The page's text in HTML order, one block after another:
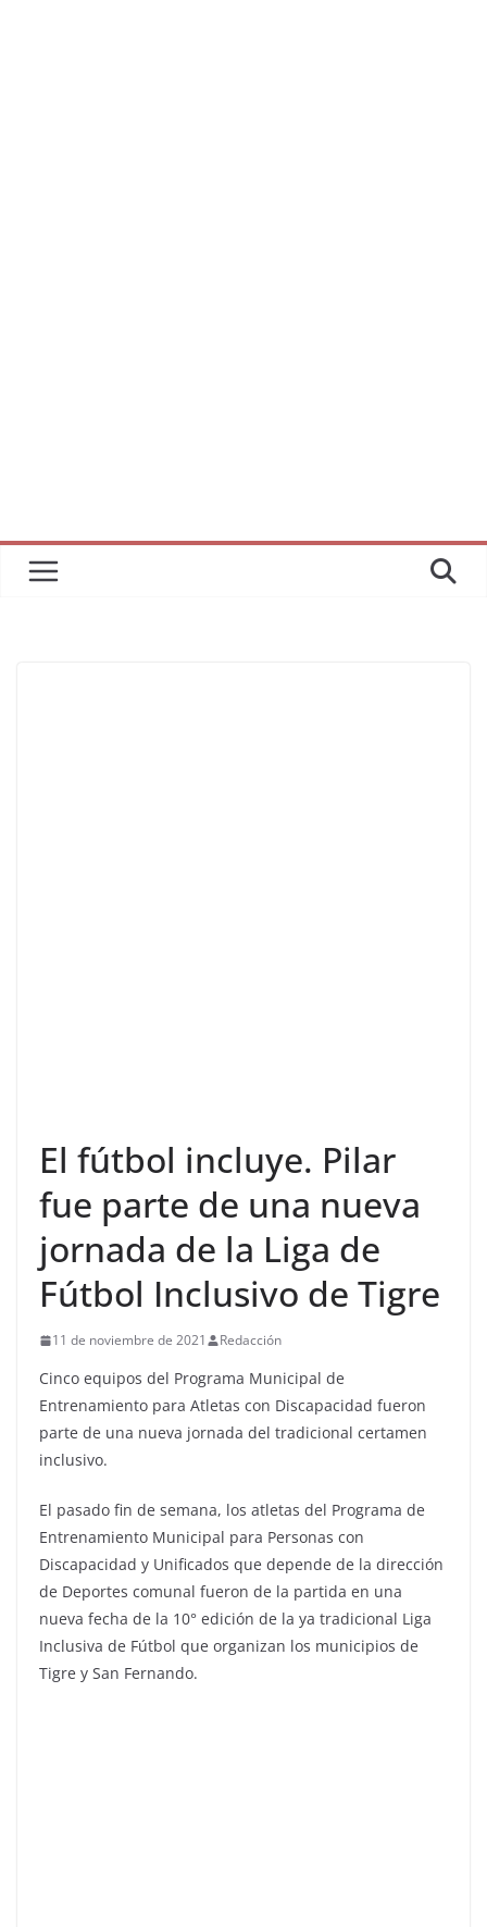
El fútbol incluye. Pilar
fue parte de una nueva
jornada de la Liga de
Fútbol Inclusivo de Tigre
11 de noviembre de 2021 Redacción
Cinco equipos del Programa Municipal de
Entrenamiento para Atletas con Discapacidad fueron
parte de una nueva jornada del tradicional certamen
inclusivo.
El pasado fin de semana, los atletas del Programa de
Entrenamiento Municipal para Personas con
Discapacidad y Unificados que depende de la dirección
de Deportes comunal fueron de la partida en una
nueva fecha de la 10° edición de la ya tradicional Liga
Inclusiva de Fútbol que organizan los municipios de
Tigre y San Fernando.